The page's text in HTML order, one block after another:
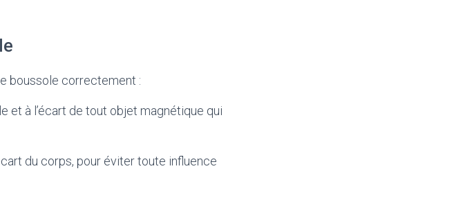
boussole correctement :
et à l’écart de tout objet magnétique qui
du corps, pour éviter toute influence